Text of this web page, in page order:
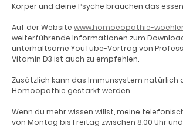
Körper und deine Psyche brauchen das
Auf der Website www.homoeopathie-
weiterführende Informationen zum
unterhaltsame YouTube-Vortrag von
Vitamin D3 ist auch zu empfehlen.
Zusätzlich kann das Immunsystem natürlich
Homöopathie gestärkt werden.
Wenn du mehr wissen willst, meine
von Montag bis Freitag zwischen 8:00 Uhr und